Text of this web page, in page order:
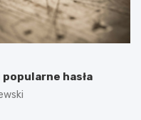
hasła